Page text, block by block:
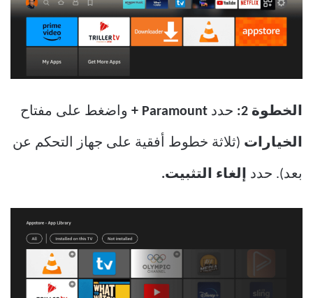
الخطوة 2: حدد Paramount
+ واضغط على مفتاح
الخيارات (ثلاثة خطوط أفقية على جهاز التحكم عن
بعد). حدد إلغاء التثبيت.